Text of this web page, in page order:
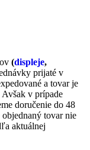
(displeje,
prijaté v
a tovar je
v prípade
doručenie do 48
tovar nie
aktuálnej